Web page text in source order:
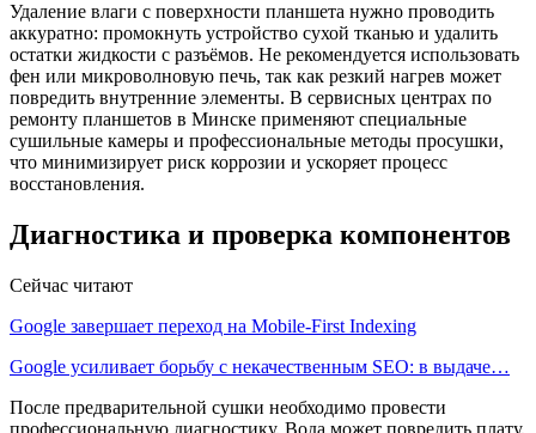
Удаление влаги с поверхности планшета нужно проводить
аккуратно: промокнуть устройство сухой тканью и удалить
остатки жидкости с разъёмов. Не рекомендуется использовать
фен или микроволновую печь, так как резкий нагрев может
повредить внутренние элементы. В сервисных центрах по
ремонту планшетов в Минске применяют специальные
сушильные камеры и профессиональные методы просушки,
что минимизирует риск коррозии и ускоряет процесс
восстановления.
Диагностика и проверка компонентов
Сейчас читают
Google завершает переход на Mobile-First Indexing
Google усиливает борьбу с некачественным SEO: в выдаче…
После предварительной сушки необходимо провести